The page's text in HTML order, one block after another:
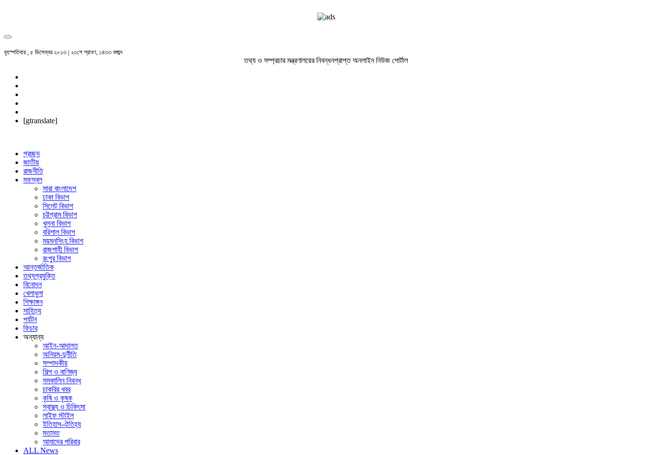
বৃহস্পতিবার , ৫ ডিসেম্বর ২০১৩ | ২৩শে শ্রাবণ, ১৪৩৩ বঙ্গাব্দ
তথ্য ও সম্প্রচার মন্ত্রণালয়ের নিবন্ধনপ্রাপ্ত অনলাইন নিউজ পোর্টাল
[gtranslate]
প্রচ্ছদ
জাতীয়
রাজনীতি
মফস্বল
সারা বাংলাদেশ
ঢাকা বিভাগ
সিলেট বিভাগ
চট্টগ্রাম বিভাগ
খুলনা বিভাগ
বরিশাল বিভাগ
ময়মনসিংহ বিভাগ
রাজশাহী বিভাগ
রংপুর বিভাগ
আন্তর্জাতিক
তথ্যপ্রযুক্তি
বিনোদন
খেলাধুলা
শিক্ষাঙ্গন
সাহিত্য
পর্যটন
ফিচার
অন্যান্য
আইন-আদালত
অনিয়ম-দুর্নীতি
সম্পাদকীয়
শিল্প ও বাণিজ্য
সমকালিন নিবন্ধ
চাকরির খবর
কৃষি ও কৃষক
স্বাস্থ্য ও চিকিৎসা
লাইফ স্টাইল
ইতিহাস-ঐতিহ্য
মতামত
আমাদের পরিবার
ALL News